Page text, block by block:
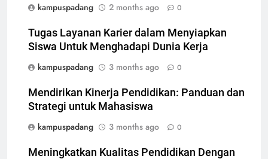
kampuspadang
2 months ago 0
Tugas Layanan Karier dalam Menyiapkan
Siswa Untuk Menghadapi Dunia Kerja
kampuspadang
3 months ago 0
Mendirikan Kinerja Pendidikan: Panduan dan
Strategi untuk Mahasiswa
kampuspadang
3 months ago 0
Meningkatkan Kualitas Pendidikan Dengan